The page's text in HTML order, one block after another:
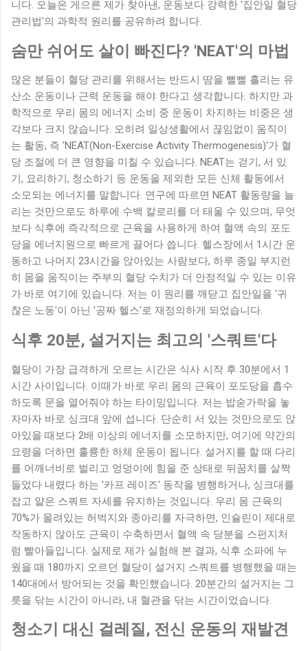
니다. 오늘은 게으른 제가 찾아낸, 운동보다 강력한 '집안일 혈당
관리법'의 과학적 원리를 공유하려 합니다.
숨만 쉬어도 살이 빠진다? 'NEAT'의 마법
많은 분들이 혈당 관리를 위해서는 반드시 땀을 뻘뻘 흘리는 유
산소 운동이나 근력 운동을 해야 한다고 생각합니다. 하지만 과
학적으로 우리 몸의 에너지 소비 중 운동이 차지하는 비중은 생
각보다 크지 않습니다. 오히려 일상생활에서 끊임없이 움직이
는 활동, 즉 'NEAT(Non-Exercise Activity Thermogenesis)'가 혈
당 조절에 더 큰 영향을 미칠 수 있습니다. NEAT는 걷기, 서 있
기, 요리하기, 청소하기 등 운동을 제외한 모든 신체 활동에서
소모되는 에너지를 말합니다. 연구에 따르면 NEAT 활동량을 늘
리는 것만으로도 하루에 수백 칼로리를 더 태울 수 있으며, 무엇
보다 식후에 즉각적으로 근육을 사용하게 하여 혈액 속의 포도
당을 에너지원으로 빠르게 끌어다 씁니다. 헬스장에서 1시간 운
동하고 나머지 23시간을 앉아있는 사람보다, 하루 종일 부지런
히 몸을 움직이는 주부의 혈당 수치가 더 안정적일 수 있는 이유
가 바로 여기에 있습니다. 저는 이 원리를 깨닫고 집안일을 '귀
찮은 노동'이 아닌 '공짜 헬스'로 재정의하게 되었습니다.
식후 20분, 설거지는 최고의 '스쿼트'다
혈당이 가장 급격하게 오르는 시간은 식사 시작 후 30분에서 1
시간 사이입니다. 이때가 바로 우리 몸의 근육이 포도당을 흡수
하도록 문을 열어줘야 하는 타이밍입니다. 저는 밥숟가락을 놓
자마자 바로 싱크대 앞에 섭니다. 단순히 서 있는 것만으로도 앉
아있을 때보다 2배 이상의 에너지를 소모하지만, 여기에 약간의
요령을 더하면 훌륭한 하체 운동이 됩니다. 설거지를 할 때 다리
를 어깨너비로 벌리고 엉덩이에 힘을 준 상태로 뒤꿈치를 살짝
들었다 내렸다 하는 '카프 레이즈' 동작을 병행하거나, 싱크대를
잡고 얕은 스쿼트 자세를 유지하는 것입니다. 우리 몸 근육의
70%가 몰려있는 허벅지와 종아리를 자극하면, 인슐린이 제대로
작동하지 않아도 근육이 수축하면서 혈액 속 당분을 스펀지처
럼 빨아들입니다. 실제로 제가 실험해 본 결과, 식후 소파에 누
웠을 때 180까지 오르던 혈당이 설거지 스쿼트를 병행했을 때는
140대에서 방어되는 것을 확인했습니다. 20분간의 설거지는 그
릇을 닦는 시간이 아니라, 내 혈관을 닦는 시간이었습니다.
청소기 대신 걸레질, 전신 운동의 재발견